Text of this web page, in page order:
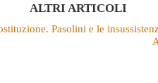
ALTRI ARTICOLI
Pasolini e le